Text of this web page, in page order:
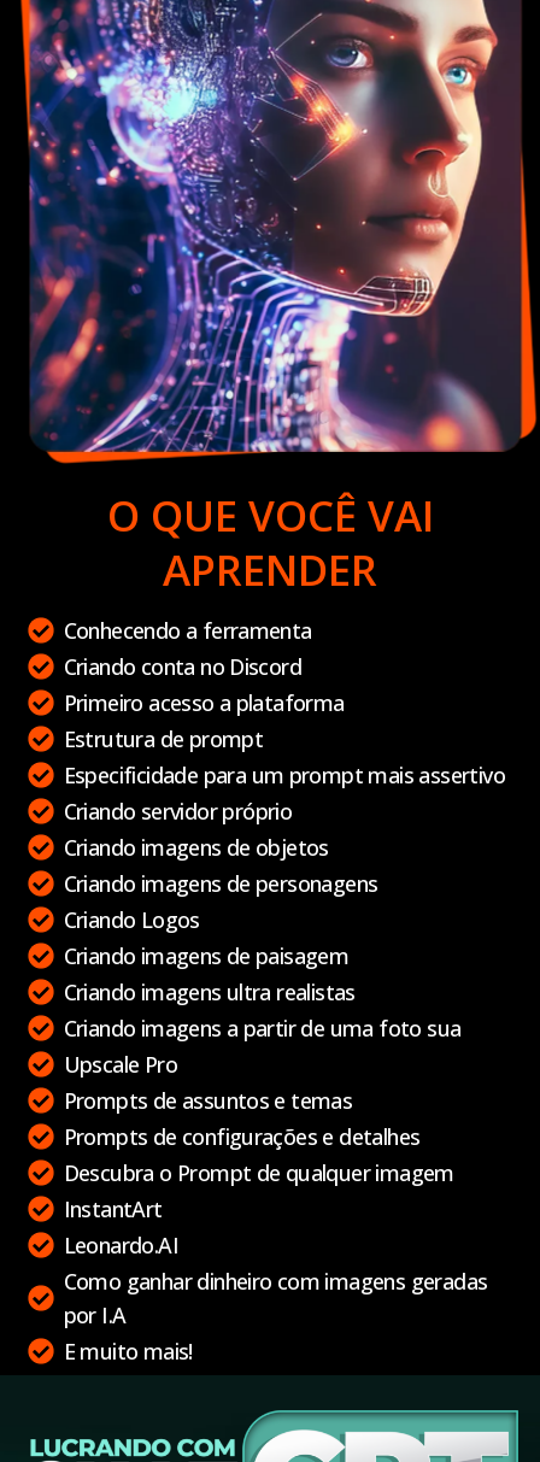
O QUE VOCÊ VAI
APRENDER
Conhecendo a ferramenta
Criando conta no Discord
Primeiro acesso a plataforma
Estrutura de prompt
Especificidade para um prompt mais assertivo
Criando servidor próprio
Criando imagens de objetos
Criando imagens de personagens
Criando Logos
Criando imagens de paisagem
Criando imagens ultra realistas
Criando imagens a partir de uma foto sua
Upscale Pro
Prompts de assuntos e temas
Prompts de configurações e detalhes
Descubra o Prompt de qualquer imagem
InstantArt
Leonardo.AI
Como ganhar dinheiro com imagens geradas
por I.A
E muito mais!